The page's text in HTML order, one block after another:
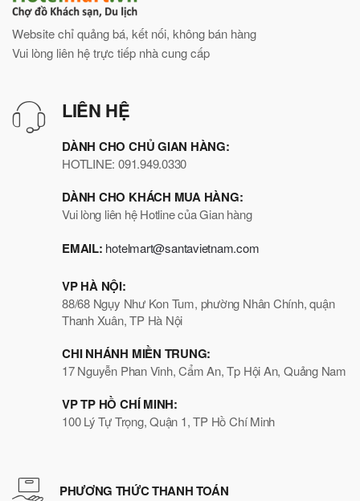
Website chỉ quảng bá, kết nối, không bán hàng
Vui lòng liên hệ trực tiếp nhà cung cấp
LIÊN HỆ
DÀNH CHO CHỦ GIAN HÀNG:
HOTLINE: 091.949.0330
DÀNH CHO KHÁCH MUA HÀNG:
Vui lòng liên hệ Hotline của Gian hàng
EMAIL: hotelmart@santavietnam.com
VP HÀ NỘI:
88/68 Ngụy Như Kon Tum, phường Nhân Chính, quận
Thanh Xuân, TP Hà Nội
CHI NHÁNH MIỀN TRUNG:
17 Nguyễn Phan Vinh, Cẩm An, Tp Hội An, Quảng Nam
VP TP HỒ CHÍ MINH:
100 Lý Tự Trọng, Quận 1, TP Hồ Chí Minh
PHƯƠNG THỨC THANH TOÁN